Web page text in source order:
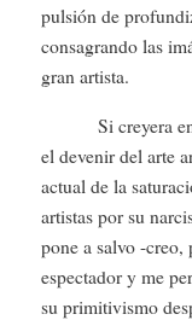
pulsión de
consagrando las
gran artista.
Si creyera
el devenir del arte
actual de la
artistas por su
pone a salvo -creo,
espectador y me
su primitivismo